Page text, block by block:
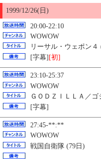
1999/12/26(日)
20:00-22:10
WOWOW
リーサル・ウェポン４
[字幕] [初]
23:10-25:37
WOWOW
ＧＯＤＺＩＬＬＡ／ゴ
[字幕]
27:45-**:**
WOWOW
戦国自衛隊 (79日)